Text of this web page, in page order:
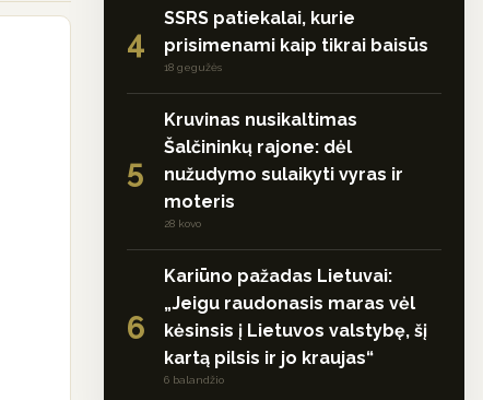
4
SSRS patiekalai, kurie
prisimenami kaip tikrai baisūs
18 gegužės
5
Kruvinas nusikaltimas
Šalčininkų rajone: dėl
nužudymo sulaikyti vyras ir
moteris
28 kovo
6
Kariūno pažadas Lietuvai:
„Jeigu raudonasis maras vėl
kėsinsis į Lietuvos valstybę, šį
kartą pilsis ir jo kraujas“
6 balandžio